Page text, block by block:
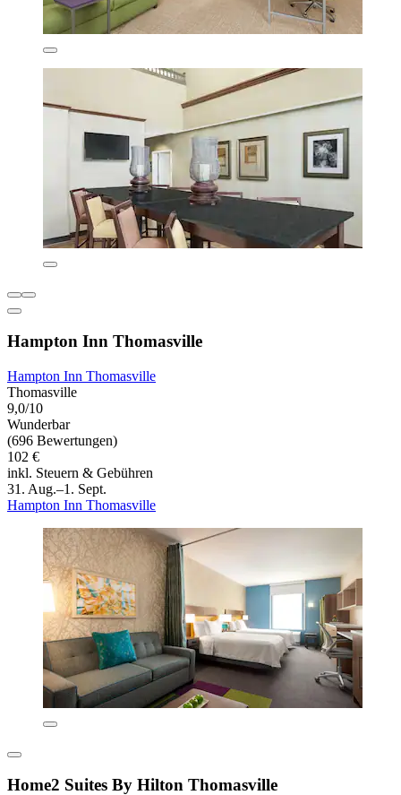
Hampton Inn Thomasville
Hampton Inn Thomasville
Thomasville
9,0/10
Wunderbar
(696 Bewertungen)
102 €
inkl. Steuern & Gebühren
31. Aug.–1. Sept.
Hampton Inn Thomasville
Home2 Suites By Hilton Thomasville